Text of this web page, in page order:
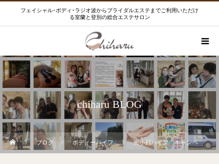
フェイシャル･ボディ･ラジオ波からブライダルエステまでご利用いただけ
る室蘭と登別の総合エステサロン
chiharu BLOG
ブログ ボディーハイフ 🌺小顔ハイフ キャンペーン中！！